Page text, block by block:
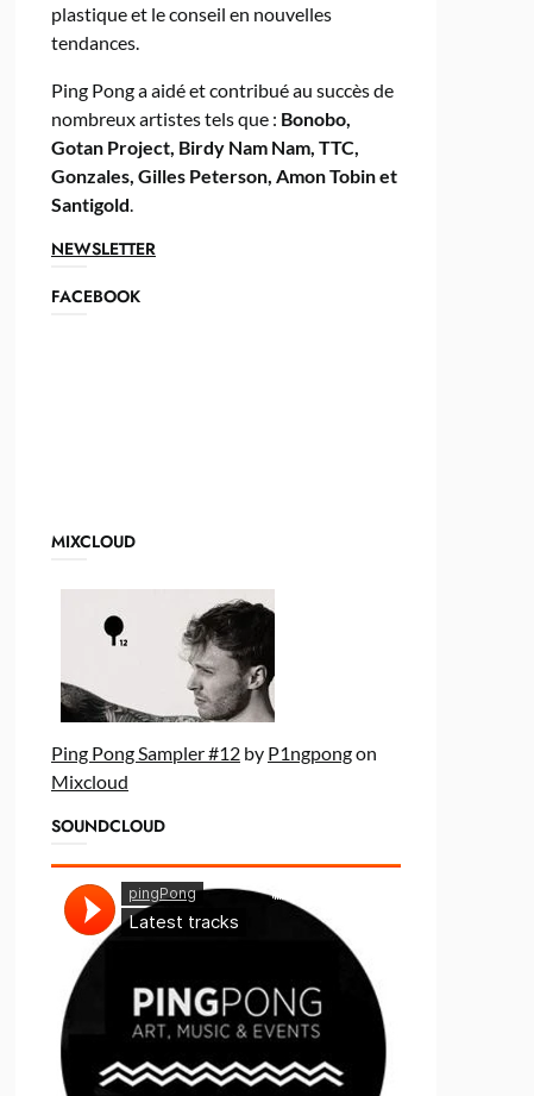
plastique et le conseil en nouvelles
tendances.
Ping Pong a aidé et contribué au succès de
nombreux artistes tels que : Bonobo,
Gotan Project, Birdy Nam Nam, TTC,
Gonzales, Gilles Peterson, Amon Tobin et
Santigold.
NEWSLETTER
FACEBOOK
MIXCLOUD
Ping Pong Sampler #12by P1ngpongon
Mixcloud
SOUNDCLOUD